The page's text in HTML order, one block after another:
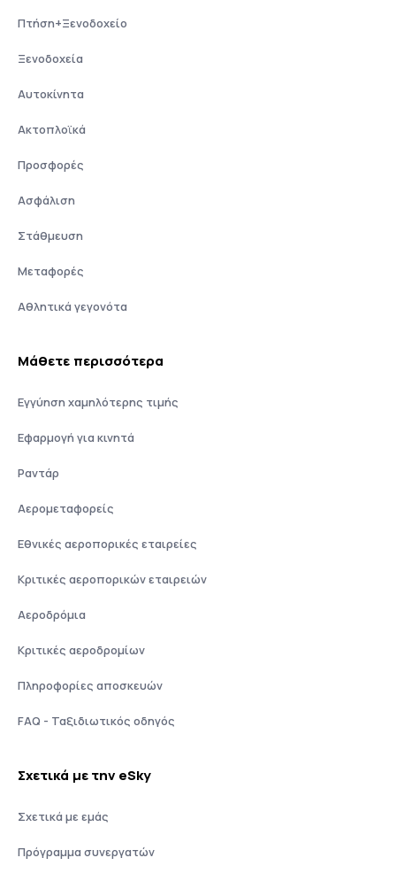
Πτήση+Ξενοδοχείο
Ξενοδοχεία
Αυτοκίνητα
Ακτοπλοϊκά
Προσφορές
Ασφάλιση
Στάθμευση
Μεταφορές
Αθλητικά γεγονότα
Μάθετε περισσότερα
Εγγύηση χαμηλότερης τιμής
Εφαρμογή για κινητά
Ραντάρ
Αερομεταφορείς
Εθνικές αεροπορικές εταιρείες
Κριτικές αεροπορικών εταιρειών
Αεροδρόμια
Κριτικές αεροδρομίων
Πληροφορίες αποσκευών
FAQ - Ταξιδιωτικός οδηγός
Σχετικά με την eSky
Σχετικά με εμάς
Πρόγραμμα συνεργατών